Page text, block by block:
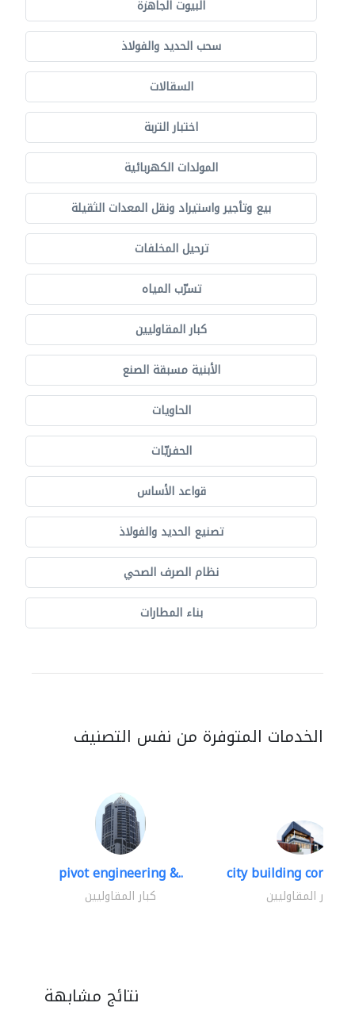
البيوت الجاهزة
سحب الحديد والفولاذ
السقالات
اختبار التربة
المولدات الكهربائية
بيع وتأجير واستيراد ونقل المعدات الثقيلة
ترحيل المخلفات
تسرّب المياه
كبار المقاوليين
الأبنية مسبقة الصنع
الحاويات
الحفريّات
قواعد الأساس
تصنيع الحديد والفولاذ
نظام الصرف الصحي
بناء المطارات
الخدمات المتوفرة من نفس التصنيف
pivot engineering &..
كبار المقاوليين
city building
كبار المقاوليين
نتائج مشابهة